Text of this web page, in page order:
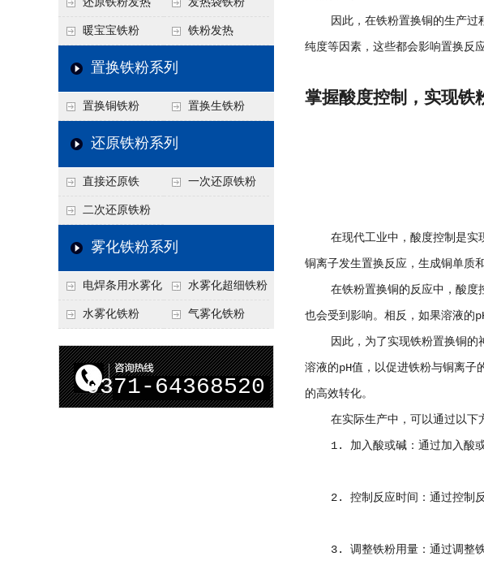
暖宝宝铁粉 铁粉发热
置换铁粉系列
置换铜铁粉 置换生铁粉
还原铁粉系列
直接还原铁 一次还原铁粉
二次还原铁粉
雾化铁粉系列
电焊条用水雾化
铁粉
水雾化超细铁粉
水雾化铁粉 气雾化铁粉
0371-64368520
因此，在铁粉置换铜的生产过程
纯度等因素，这些都会影响置换反
掌握酸度控制，实现铁
在现代工业中，酸度控制是实现
铜离子发生置换反应，生成铜单质
在铁粉置换铜的反应中，酸度控
也会受到影响。相反，如果溶液的
因此，为了实现铁粉置换铜的神
溶液的pH值，以促进铁粉与铜离子
的高效转化。
在实际生产中，可以通过以下方
1. 加入酸或碱：通过加入酸或
2. 控制反应时间：通过控制反
3. 调整铁粉用量：通过调整铁